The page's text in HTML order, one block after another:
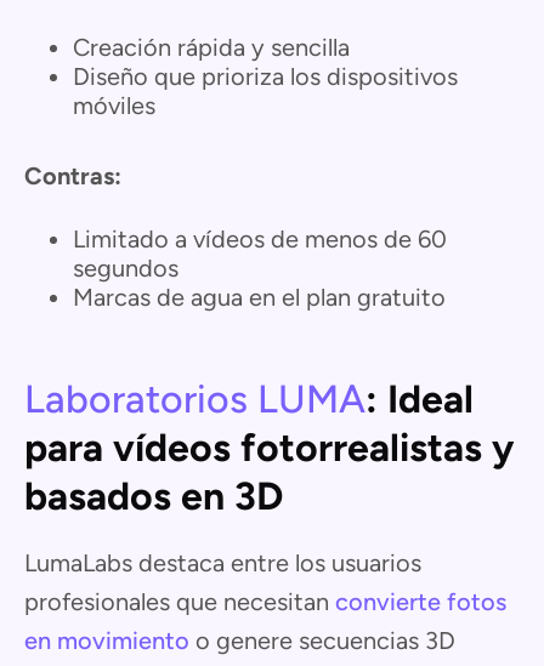
Creación rápida y sencilla
Diseño que prioriza los dispositivos
móviles
Contras:
Limitado a vídeos de menos de 60
segundos
Marcas de agua en el plan gratuito
Laboratorios LUMA: Ideal
para vídeos fotorrealistas y
basados en 3D
LumaLabs destaca entre los usuarios
profesionales que necesitan convierte fotos
en movimiento o genere secuencias 3D